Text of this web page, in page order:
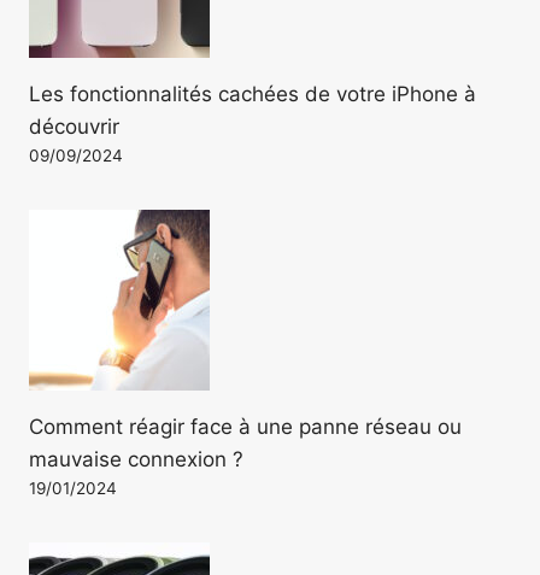
Les fonctionnalités cachées de votre iPhone à
découvrir
09/09/2024
Comment réagir face à une panne réseau ou
mauvaise connexion ?
19/01/2024